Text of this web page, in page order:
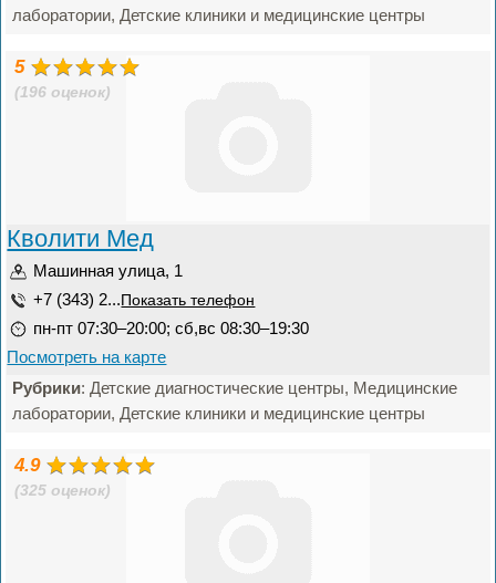
лаборатории, Детские клиники и медицинские центры
5
(196 оценок)
Кволити Мед
Машинная улица, 1
+7 (343) 2... Показать телефон
пн-пт 07:30–20:00; сб,вс 08:30–19:30
Посмотреть на карте
Рубрики: Детские диагностические центры, Медицинские
лаборатории, Детские клиники и медицинские центры
4.9
(325 оценок)